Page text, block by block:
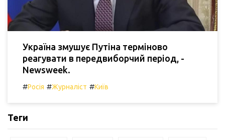
Україна змушує Путіна терміново
реагувати в передвиборчий період, -
Newsweek.
#Росія #Журналіст #Київ
Теги